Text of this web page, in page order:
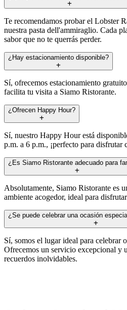
Te recomendamos probar el Lobster
nuestra pasta dell'ammiraglio. Cada
sabor que no te querrás perder.
¿Hay estacionamiento disponible?
Sí, ofrecemos estacionamiento
facilita tu visita a Siamo Ristorante.
¿Ofrecen Happy Hour?
Sí, nuestro Happy Hour está
p.m. a 6 p.m., ¡perfecto para disfrutar
¿Es Siamo Ristorante adecuado para
Absolutamente, Siamo Ristorante es
ambiente acogedor, ideal para
¿Se puede celebrar una ocasión
Sí, somos el lugar ideal para celebrar
Ofrecemos un servicio excepcional y
recuerdos inolvidables.